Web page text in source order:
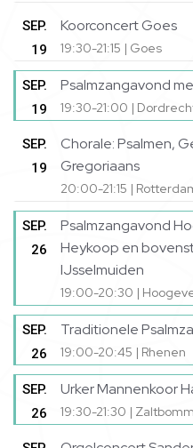
SEP.
19
Koorconcert Goes
19:30-21:15 | Goes
SEP.
19
Psalmzangavond
19:30-21:00 |
SEP.
19
Chorale: Psalmen,
Gregoriaans
20:00-21:15 |
SEP.
26
Psalmzangavond
Heykoop en
IJsselmuiden
19:00-20:30 |
SEP.
26
Traditionele
19:00-20:45 | Rhenen
SEP.
26
Urker Mannenkoor
19:30-21:30 |